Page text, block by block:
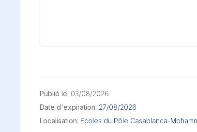
Publié le: 03/08/2026
Date d'expiration: 27/08/2026
Localisation: Ecoles du Pôle Casablanca-